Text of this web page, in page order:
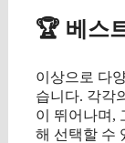
🏆 베스
이상으로 다
습니다. 각각
이 뛰어나며,
해 선택할 수